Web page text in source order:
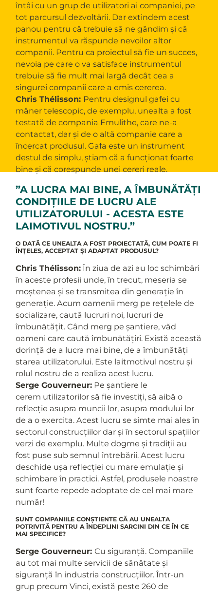
întâi cu un grup de utilizatori ai companiei, pe
tot parcursul dezvoltării. Dar extindem acest
panou pentru că trebuie să ne gândim și că
instrumentul va răspunde nevoilor altor
companii. Pentru ca proiectul să fie un succes,
nevoia pe care o va satisface instrumentul
trebuie să fie mult mai largă decât cea a
singurei companii care a emis cererea.
Chris Thélisson: Pentru designul gafei cu
mâner telescopic, de exemplu, unealta a fost
testată de compania Emulithe, care ne-a
contactat, dar și de o altă companie care a
încercat produsul. Gafa este un instrument
destul de simplu, știam că a funcționat foarte
bine și că corespunde unei cereri reale.
”A LUCRA MAI BINE, A ÎMBUNĂTĂȚI
CONDIȚIILE DE LUCRU ALE
UTILIZATORULUI - ACESTA ESTE
LAIMOTIVUL NOSTRU.”
O DATĂ CE UNEALTA A FOST PROIECTATĂ, CUM POATE FI
ÎNȚELES, ACCEPTAT ȘI ADAPTAT PRODUSUL?
Chris Thélisson:În ziua de azi au loc schimbări
în aceste profesii unde, în trecut, meseria se
moștenea și se transmitea din generație în
generație. Acum oamenii merg pe rețelele de
socializare, caută lucruri noi, lucruri de
îmbunătățit. Când merg pe șantiere, văd
oameni care caută îmbunătățiri. Există această
dorință de a lucra mai bine, de a îmbunătăți
starea utilizatorului. Este laitmotivul nostru și
rolul nostru de a realiza acest lucru.
Serge Gouverneur:Pe șantiere le
cerem utilizatorilor să fie investiți, să aibă o
reflecție asupra muncii lor, asupra modului lor
de a o exercita. Acest lucru se simte mai ales în
sectorul construcțiilor dar și în sectorul spațiilor
verzi de exemplu. Multe dogme și tradiții au
fost puse sub semnul întrebării. Acest lucru
deschide ușa reflecției cu mare emulație și
schimbare în practici. Astfel, produsele noastre
sunt foarte repede adoptate de cel mai mare
număr!
SUNT COMPANIILE CONȘTIENTE CĂ AU UNEALTA
POTRIVITĂ PENTRU A ÎNDEPLINI SARCINI DIN CE ÎN CE
MAI SPECIFICE?
Serge Gouverneur: Cu siguranță. Companiile
au tot mai multe servicii de sănătate și
siguranță în industria construcțiilor. Într-un
grup precum Vinci, există peste 260 de